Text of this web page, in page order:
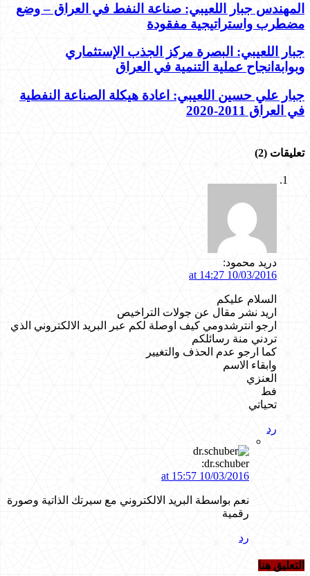
المهندس جبار اللعيبي: صناعة النفط في العراق – وضع
مضطرب واستراتيجية مفقودة
جبار اللعيبي: البصرة مركز الجذب الإستثماري
وبوابةانجاح عملية التنمية في العراق
جبار علي حسين اللعيبي: اعادة هيكلة الصناعة النفطية
في العراق 2011-2020
تعليقات (2)
دريد محمود:
10/03/2016 at 14:27
السلام عليكم
اريد نشر مقال عن جولات التراخيص
ارجو انترشدومي كيف اوصلة لكم عبر البريد الالكتروني الذي
تردني منة رسائلكم
كما ارجو عدم الحذف والتغيير
وابقاء الاسم
العنزي
فط
تحياتي
رد
dr.schuber:
10/03/2016 at 15:57
نعم بواسطة البريد الالكتروني مع سيرتك الذاتية وصورة
رقمية
رد
التعليق هنا